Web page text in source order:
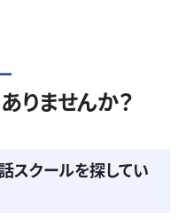
りませんか？
スクールを探してい